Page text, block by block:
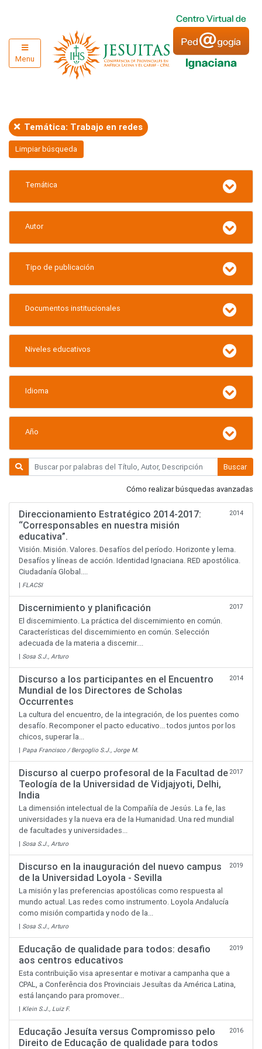
Menu
Temática: Trabajo en redes
Limpiar búsqueda
Buscar
Cómo realizar búsquedas avanzadas
Direccionamiento Estratégico 2014-2017:
“Corresponsables en nuestra misión
educativa”.
2014
Visión. Misión. Valores. Desafíos del período. Horizonte y lema.
Desafíos y líneas de acción. Identidad Ignaciana. RED apostólica.
Ciudadanía Global....
| FLACSI
Discernimiento y planificación 2017
El discernimiento. La práctica del discernimiento en común.
Características del discernimiento en común. Selección
adecuada de la materia a discernir....
| Sosa S.J., Arturo
Discurso a los participantes en el Encuentro
Mundial de los Directores de Scholas
Occurrentes
2014
La cultura del encuentro, de la integración, de los puentes como
desafío. Recomponer el pacto educativo... todos juntos por los
chicos, superar la...
| Papa Francisco / Bergoglio S.J., Jorge M.
Discurso al cuerpo profesoral de la Facultad de
Teología de la Universidad de Vidjajyoti, Delhi,
India
2017
La dimensión intelectual de la Compañía de Jesús. La fe, las
universidades y la nueva era de la Humanidad. Una red mundial
de facultades y universidades...
| Sosa S.J., Arturo
Discurso en la inauguración del nuevo campus
de la Universidad Loyola - Sevilla
2019
La misión y las preferencias apostólicas como respuesta al
mundo actual. Las redes como instrumento. Loyola Andalucía
como misión compartida y nodo de la...
| Sosa S.J., Arturo
Educação de qualidade para todos: desafio
aos centros educativos
2019
Esta contribuição visa apresentar e motivar a campanha que a
CPAL, a Conferência dos Provinciais Jesuítas da América Latina,
está lançando para promover...
| Klein S.J., Luiz F.
Educação Jesuíta versus Compromisso pelo
Direito de Educação de qualidade para todos
2016
Temática
Autor
Tipo de publicación
Documentos institucionales
Niveles educativos
Idioma
Año